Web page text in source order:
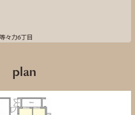
々力6丁目
plan